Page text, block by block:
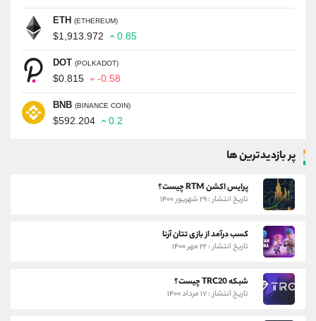
ETH (ETHEREUM)
$1,913.972 0.85
DOT (POLKADOT)
$0.815 -0.58
BNB (BINANCE COIN)
$592.204 0.2
پر بازدیدترین ها
پرایس اکشن RTM چیست؟
تاریخ انتشار : ۲۹ شهریور ۱۴۰۰
کسب درآمد از بازی تتان آرنا
تاریخ انتشار : ۲۲ مهر ۱۴۰۰
شبکه TRC20 چیست؟
تاریخ انتشار : ۱۷ مرداد ۱۴۰۰